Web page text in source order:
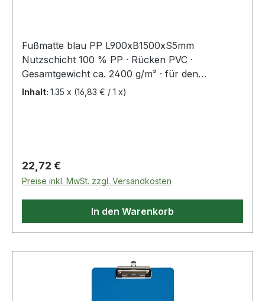
Fußmatte blau PP L900xB1500xS5mm
Nutzschicht 100 % PP · Rücken PVC ·
Gesamtgewicht ca. 2400 g/m² · für den
Innenbereich Weitere technische Eigenschaften: ·
Inhalt: 1.35 x (16,83 € / 1 x)
Regulärer Preis:
22,72 €
Preise inkl. MwSt. zzgl. Versandkosten
In den Warenkorb